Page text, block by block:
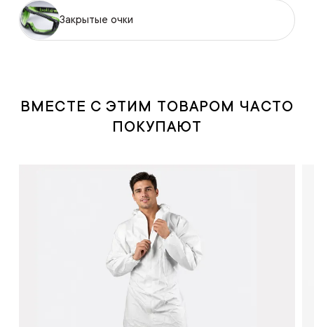
Закрытые очки
ВМЕСТЕ С ЭТИМ ТОВАРОМ ЧАСТО
ПОКУПАЮТ